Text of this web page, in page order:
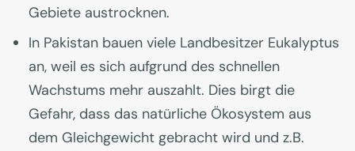
Gebiete austrocknen.
In Pakistan bauen viele Landbesitzer Eukalyptus
an, weil es sich aufgrund des schnellen
Wachstums mehr auszahlt. Dies birgt die
Gefahr, dass das natürliche Ökosystem aus
dem Gleichgewicht gebracht wird und z.B.